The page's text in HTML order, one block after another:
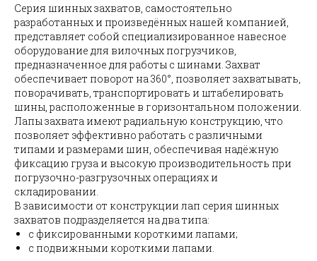
Серия шинных захватов, самостоятельно
разработанных и произведённых нашей компанией,
представляет собой специализированное навесное
оборудование для вилочных погрузчиков,
предназначенное для работы с шинами. Захват
обеспечивает поворот на 360°, позволяет захватывать,
поворачивать, транспортировать и штабелировать
шины, расположенные в горизонтальном положении.
Лапы захвата имеют радиальную конструкцию, что
позволяет эффективно работать с различными
типами и размерами шин, обеспечивая надёжную
фиксацию груза и высокую производительность при
погрузочно-разгрузочных операциях и
складировании.
В зависимости от конструкции лап серия шинных
захватов подразделяется на два типа:
с фиксированными короткими лапами;
с подвижными короткими лапами.